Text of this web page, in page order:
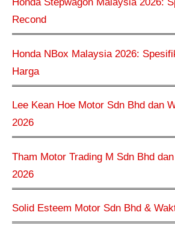
Recond
Honda NBox Malaysia 2026:
Harga
Lee Kean Hoe Motor Sdn Bhd dan
2026
Tham Motor Trading M Sdn Bhd
2026
Solid Esteem Motor Sdn Bhd &